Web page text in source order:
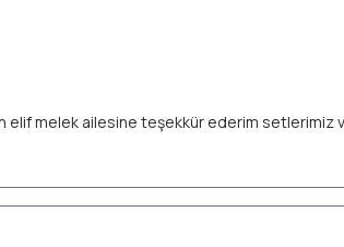
elif melek ailesine teşekkür ederim